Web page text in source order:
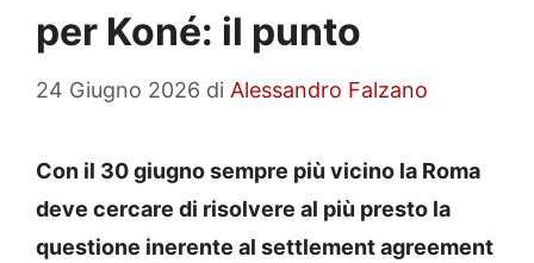
per Koné: il punto
24 Giugno 2026 di Alessandro Falzano
Con il 30 giugno sempre più vicino la Roma
deve cercare di risolvere al più presto la
questione inerente al settlement agreement